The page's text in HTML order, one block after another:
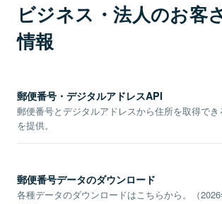
ビジネス・法人のお客
情報
郵便番号・デジタルアドレスAPI
郵便番号とデジタルアドレスから住所を取得で
を提供。
郵便番号データのダウンロード
各種データのダウンロードはこちらから。（